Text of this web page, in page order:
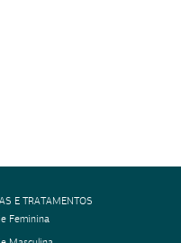
E TRATAMENTOS
Feminina